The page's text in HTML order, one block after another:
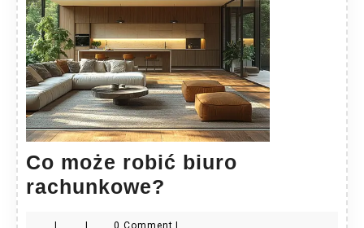
Co może robić biuro
rachunkowe?
| | 0 Comment |